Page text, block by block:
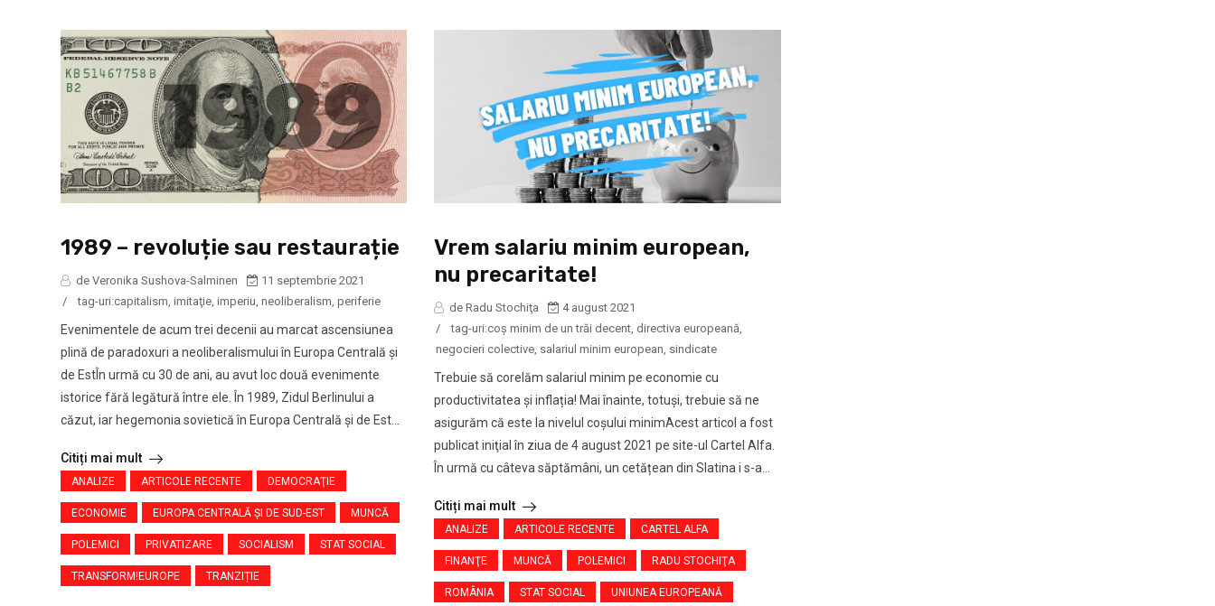
1989 – revoluție sau restaurație
de Veronika Sushova-Salminen
11 septembrie 2021
/
tag-uri:capitalism imitaţie imperiu neoliberalism periferie
Evenimentele de acum trei decenii au marcat ascensiunea
plină de paradoxuri a neoliberalismului în Europa Centrală și
de EstÎn urmă cu 30 de ani, au avut loc două evenimente
istorice fără legătură între ele. În 1989, Zidul Berlinului a
căzut, iar hegemonia sovietică în Europa Centrală și de Est...
Citiți mai mult
ANALIZE ARTICOLE RECENTE DEMOCRAŢIE
ECONOMIE EUROPA CENTRALĂ ŞI DE SUD-EST MUNCĂ
POLEMICI PRIVATIZARE SOCIALISM STAT SOCIAL
TRANSFORM!EUROPE TRANZIȚIE
Vrem salariu minim european,
nu precaritate!
de Radu Stochiţa
4 august 2021
/
tag-uri:coş minim de un trăi decent directiva europeană
negocieri colective salariul minim european sindicate
Trebuie să corelăm salariul minim pe economie cu
productivitatea și inflația! Mai înainte, totuși, trebuie să ne
asigurăm că este la nivelul coșului minimAcest articol a fost
publicat iniţial în ziua de 4 august 2021 pe site-ul Cartel Alfa.
În urmă cu câteva săptămâni, un cetățean din Slatina i s-a...
Citiți mai mult
ANALIZE ARTICOLE RECENTE CARTEL ALFA
FINANŢE MUNCĂ POLEMICI RADU STOCHIŢA
ROMÂNIA STAT SOCIAL UNIUNEA EUROPEANĂ